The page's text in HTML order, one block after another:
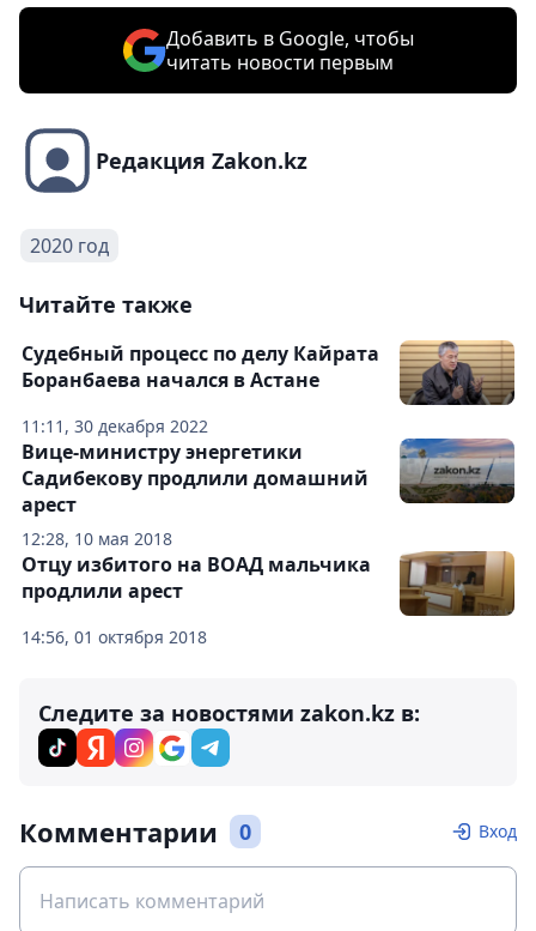
Добавить в Google, чтобы
читать новости первым
Редакция Zakon.kz
2020 год
Читайте также
11:11, 30 декабря 2022
Судебный процесс по делу Кайрата
Боранбаева начался в Астане
12:28, 10 мая 2018
Вице-министру энергетики
Садибекову продлили домашний
арест
14:56, 01 октября 2018
Отцу избитого на ВОАД мальчика
продлили арест
Следите за новостями zakon.kz в:
Комментарии 0 Вход